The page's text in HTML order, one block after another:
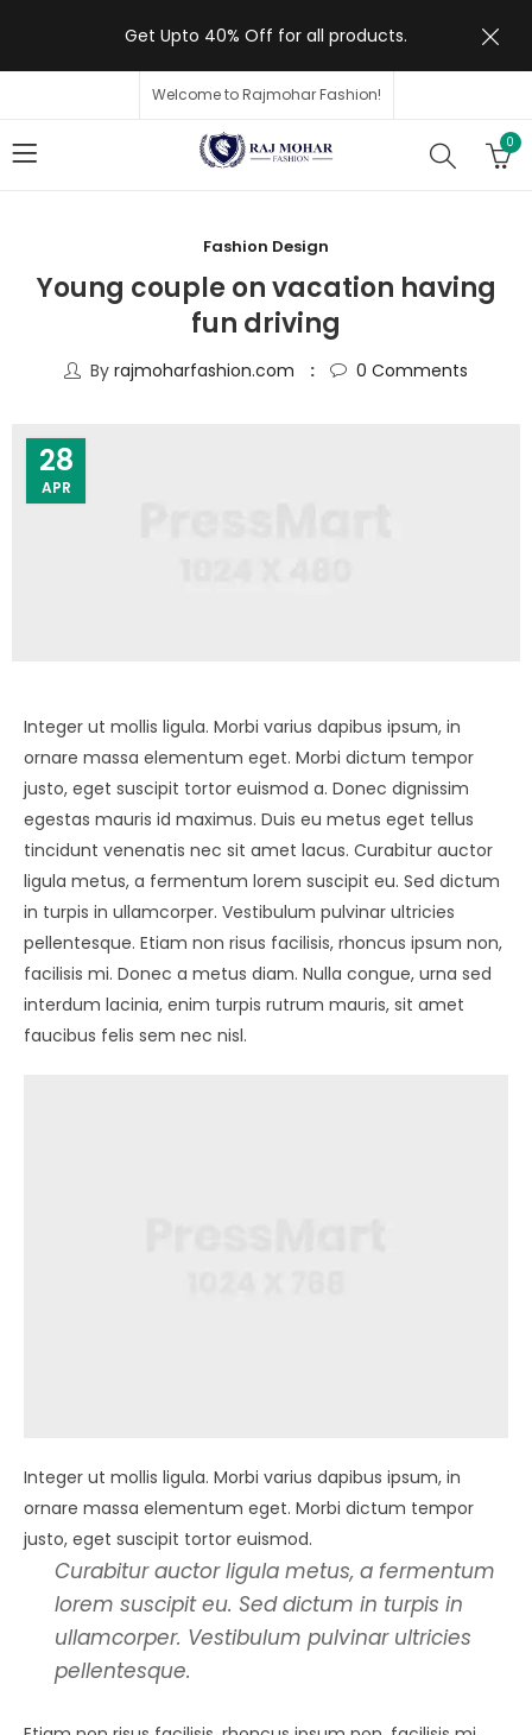
Get Upto 40% Off for all products.
Welcome to Rajmohar Fashion!
0
Fashion Design
Young couple on vacation having
fun driving
By rajmoharfashion.com 0 Comments
28
APR
Integer ut mollis ligula. Morbi varius dapibus ipsum, in
ornare massa elementum eget. Morbi dictum tempor
justo, eget suscipit tortor euismod a. Donec dignissim
egestas mauris id maximus. Duis eu metus eget tellus
tincidunt venenatis nec sit amet lacus. Curabitur auctor
ligula metus, a fermentum lorem suscipit eu. Sed dictum
in turpis in ullamcorper. Vestibulum pulvinar ultricies
pellentesque. Etiam non risus facilisis, rhoncus ipsum non,
facilisis mi. Donec a metus diam. Nulla congue, urna sed
interdum lacinia, enim turpis rutrum mauris, sit amet
faucibus felis sem nec nisl.
Integer ut mollis ligula. Morbi varius dapibus ipsum, in
ornare massa elementum eget. Morbi dictum tempor
justo, eget suscipit tortor euismod.
Curabitur auctor ligula metus, a fermentum
lorem suscipit eu. Sed dictum in turpis in
ullamcorper. Vestibulum pulvinar ultricies
pellentesque.